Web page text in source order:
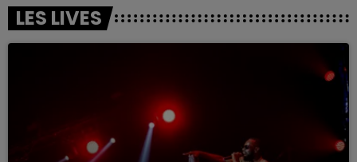
LES LIVES